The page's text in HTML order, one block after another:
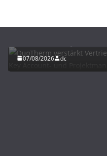
07/08/2026 dc